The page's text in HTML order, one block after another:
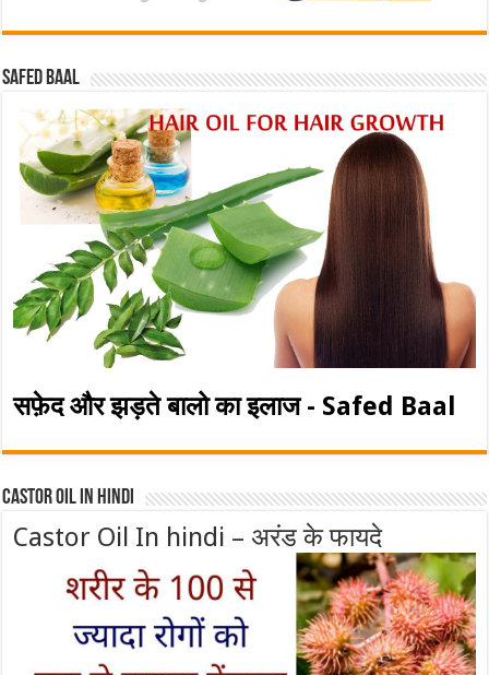
Safed baal
सफ़ेद और झड़ते बालो का इलाज - Safed Baal
Castor Oil In Hindi
Castor Oil In hindi – अरंड के फायदे